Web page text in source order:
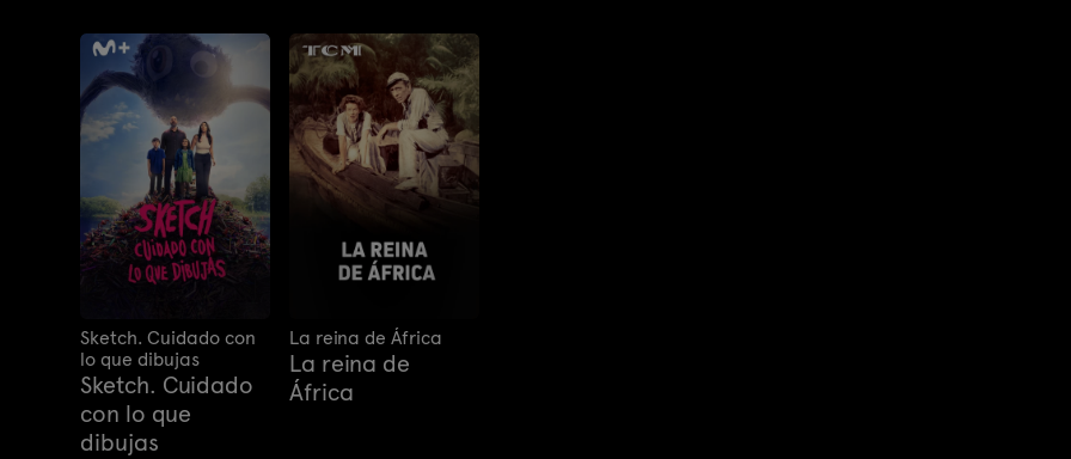
Sketch. Cuidado con
lo que dibujas
Sketch. Cuidado
con lo que
dibujas
La reina de África
La reina de
África